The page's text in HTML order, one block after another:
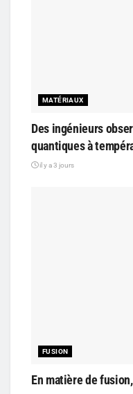
MATÉRIAUX
Des ingénieurs
quantiques à
il y a 3 jours
FUSION
En matière de